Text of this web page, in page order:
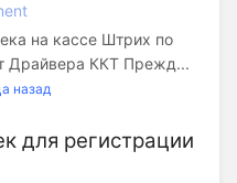
на кассе Штрих по
Драйвера ККТ Прежд...
назад
для регистрации